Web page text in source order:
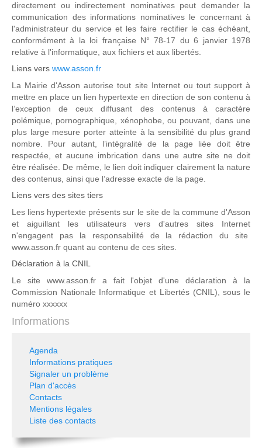
directement ou indirectement nominatives peut demander la
communication des informations nominatives le concernant à
l'administrateur du service et les faire rectifier le cas échéant,
conformément à la loi française N° 78-17 du 6 janvier 1978
relative à l'informatique, aux fichiers et aux libertés.
Liens vers www.asson.fr
La Mairie d'Asson autorise tout site Internet ou tout support à
mettre en place un lien hypertexte en direction de son contenu à
l’exception de ceux diffusant des contenus à caractère
polémique, pornographique, xénophobe, ou pouvant, dans une
plus large mesure porter atteinte à la sensibilité du plus grand
nombre. Pour autant, l’intégralité de la page liée doit être
respectée, et aucune imbrication dans une autre site ne doit
être réalisée. De même, le lien doit indiquer clairement la nature
des contenus, ainsi que l’adresse exacte de la page.
Liens vers des sites tiers
Les liens hypertexte présents sur le site de la commune d'Asson
et aiguillant les utilisateurs vers d'autres sites Internet
n'engagent pas la responsabilité de la rédaction du site
www.asson.fr quant au contenu de ces sites.
Déclaration à la CNIL
Le site www.asson.fr a fait l'objet d'une déclaration à la
Commission Nationale Informatique et Libertés (CNIL), sous le
numéro xxxxxx
Informations
Agenda
Informations pratiques
Signaler un problème
Plan d'accès
Contacts
Mentions légales
Liste des contacts